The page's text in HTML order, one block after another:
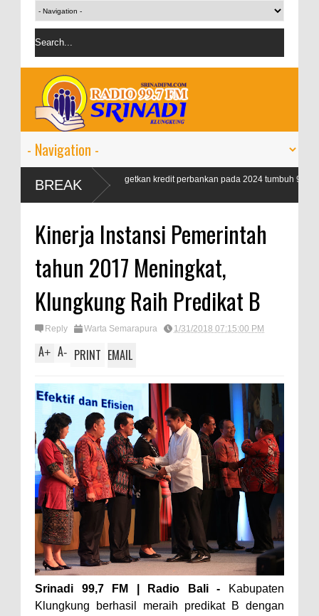
BREAK
OJK targetkan kredit perbankan pada 2024 tumbuh 9-11
persen
Kinerja Instansi Pemerintah
tahun 2017 Meningkat,
Klungkung Raih Predikat B
Reply Warta Semarapura 1/31/2018 07:15:00 PM
A+ A- PRINT EMAIL
Srinadi 99,7 FM | Radio Bali -
Kabupaten
Klungkung berhasil meraih predikat B dengan